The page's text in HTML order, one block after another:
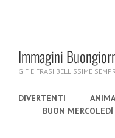
Immagini
GIF E FRASI BELLISSIME
DIVERTENTI
BUON MERCOLEDÌ